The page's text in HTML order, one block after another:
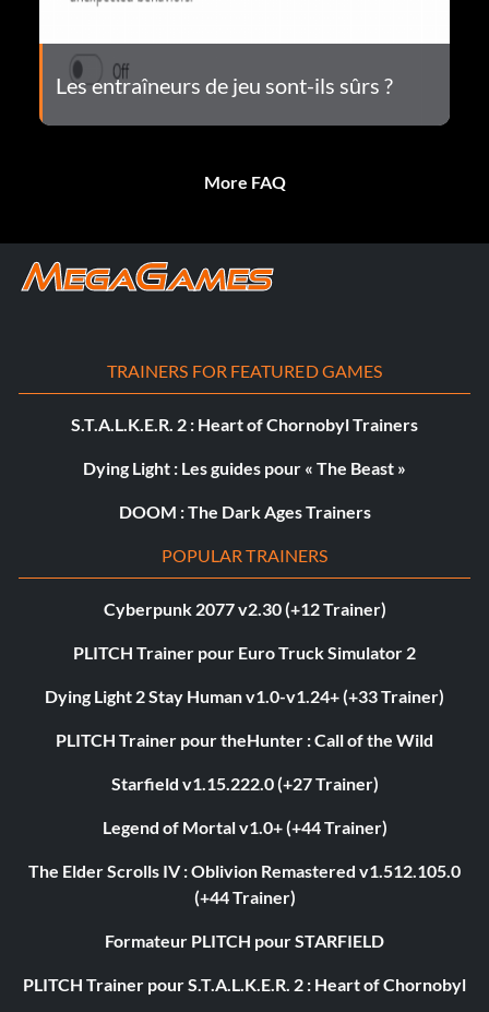
Les entraîneurs de jeu sont-ils sûrs ?
More FAQ
TRAINERS FOR FEATURED GAMES
S.T.A.L.K.E.R. 2 : Heart of Chornobyl Trainers
Dying Light : Les guides pour « The Beast »
DOOM : The Dark Ages Trainers
POPULAR TRAINERS
Cyberpunk 2077 v2.30 (+12 Trainer)
PLITCH Trainer pour Euro Truck Simulator 2
Dying Light 2 Stay Human v1.0-v1.24+ (+33 Trainer)
PLITCH Trainer pour theHunter : Call of the Wild
Starfield v1.15.222.0 (+27 Trainer)
Legend of Mortal v1.0+ (+44 Trainer)
The Elder Scrolls IV : Oblivion Remastered v1.512.105.0
(+44 Trainer)
Formateur PLITCH pour STARFIELD
PLITCH Trainer pour S.T.A.L.K.E.R. 2 : Heart of Chornobyl